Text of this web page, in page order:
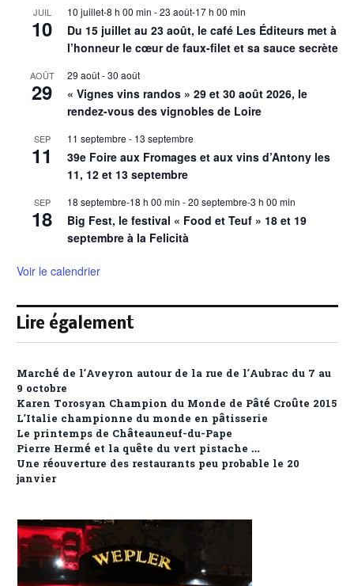
JUIL
10
10 juillet-8 h 00 min -23 août-17 h 00 min
Du 15 juillet au 23 août, le café Les Éditeurs met à
l’honneur le cœur de faux-filet et sa sauce secrète
AOÛT
29
29 août-30 août
« Vignes vins randos » 29 et 30 août 2026, le
rendez-vous des vignobles de Loire
SEP
11
11 septembre - 13 septembre
39e Foire aux Fromages et aux vins d’Antony les
11, 12 et 13 septembre
SEP
18
18 septembre-18 h 00 min -20 septembre-3 h 00 min
Big Fest, le festival « Food et Teuf » 18 et 19
septembre à la Felicità
Voir le calendrier
Lire également
Marché de l’Aveyron autour de la rue de l’Aubrac du 7 au
9 octobre
Karen Torosyan Champion du Monde de Pâté Croûte 2015
L’Italie championne du monde en pâtisserie
Le printemps de Châteauneuf-du-Pape
Pierre Hermé et la quête du vert pistache …
Une réouverture des restaurants peu probable le 20
janvier